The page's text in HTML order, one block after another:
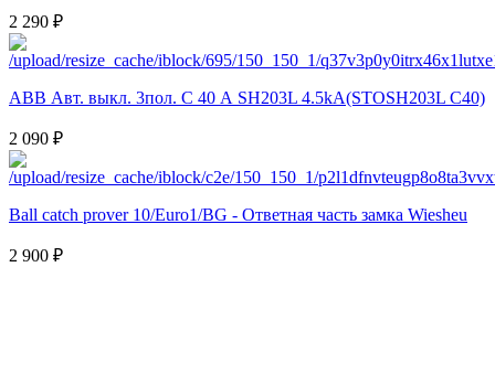
2 290 ₽
ABB Авт. выкл. 3пол. С 40 А SH203L 4.5kA(STOSH203L C40)
2 090 ₽
Ball catch prover 10/Euro1/BG - Ответная часть замка Wiesheu
2 900 ₽